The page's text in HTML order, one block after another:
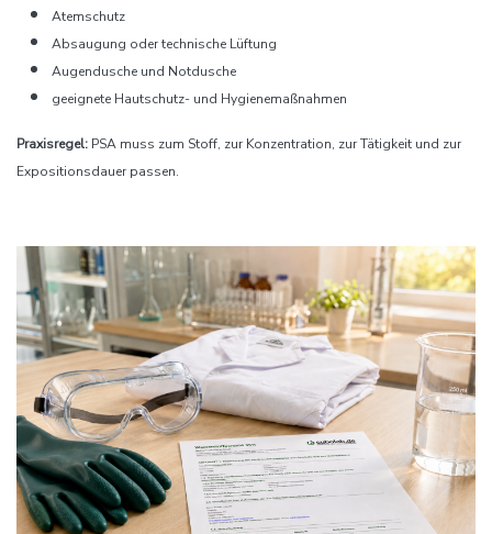
Atemschutz
Absaugung oder technische Lüftung
Augendusche und Notdusche
geeignete Hautschutz- und Hygienemaßnahmen
Praxisregel: PSA muss zum Stoff, zur Konzentration, zur Tätigkeit und zur
Expositionsdauer passen.